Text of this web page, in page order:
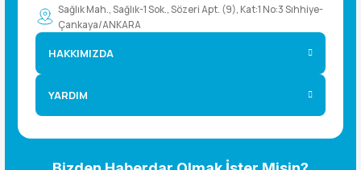
Sağlık Mah., Sağlık-1 Sok., Sözeri Apt. (9), Kat:1 No:3 Sıhhiye-
Çankaya/ANKARA
HAKKIMIZDA
YARDIM